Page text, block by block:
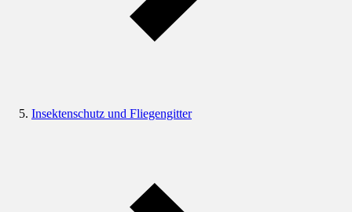
Insektenschutz und Fliegengitter